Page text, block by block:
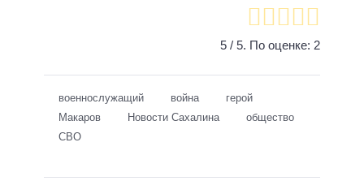
5 / 5. По оценке: 2
военнослужащий война
герой
Макаров
Новости Сахалина
общество
СВО